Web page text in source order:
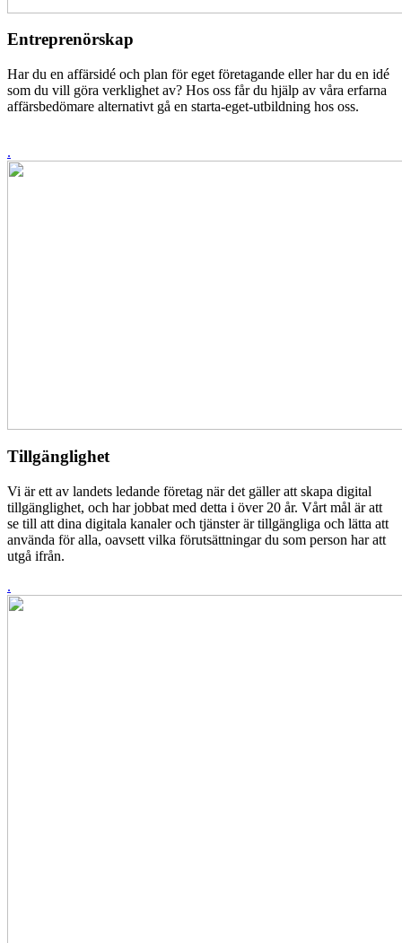
Entreprenörskap
Har du en affärsidé och plan för eget företagande eller har du en idé
som du vill göra verklighet av? Hos oss får du hjälp av våra erfarna
affärsbedömare alternativt gå en starta-eget-utbildning hos oss.
.
Tillgänglighet
Vi är ett av landets ledande företag när det gäller att skapa digital
tillgänglighet, och har jobbat med detta i över 20 år. Vårt mål är att
se till att dina digitala kanaler och tjänster är tillgängliga och lätta att
använda för alla, oavsett vilka förutsättningar du som person har att
utgå ifrån.
.